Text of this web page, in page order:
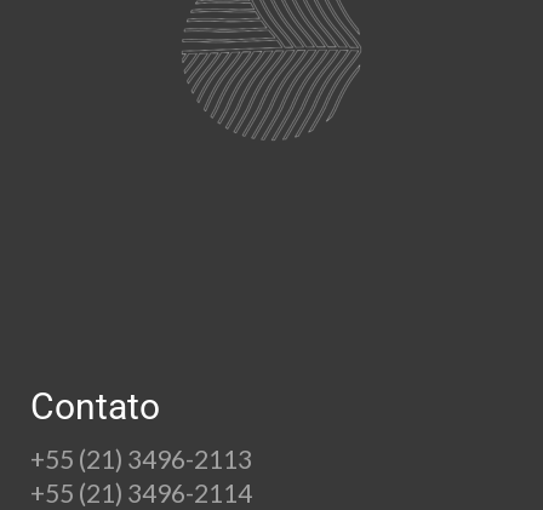
Contato
+55 (21) 3496-2113
+55 (21) 3496-2114